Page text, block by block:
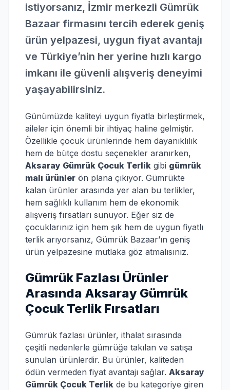
istiyorsanız, İzmir merkezli Gümrük
Bazaar firmasını tercih ederek geniş
ürün yelpazesi, uygun fiyat avantajı
ve Türkiye’nin her yerine hızlı kargo
imkanı ile güvenli alışveriş deneyimi
yaşayabilirsiniz.
Günümüzde kaliteyi uygun fiyatla birleştirmek,
aileler için önemli bir ihtiyaç haline gelmiştir.
Özellikle çocuk ürünlerinde hem dayanıklılık
hem de bütçe dostu seçenekler aranırken,
Aksaray Gümrük Çocuk Terlik gibi gümrük
malı ürünler ön plana çıkıyor. Gümrükte
kalan ürünler arasında yer alan bu terlikler,
hem sağlıklı kullanım hem de ekonomik
alışveriş fırsatları sunuyor. Eğer siz de
çocuklarınız için hem şık hem de uygun fiyatlı
terlik arıyorsanız, Gümrük Bazaar’ın geniş
ürün yelpazesine mutlaka göz atmalısınız.
Gümrük Fazlası Ürünler
Arasında Aksaray Gümrük
Çocuk Terlik Fırsatları
Gümrük fazlası ürünler, ithalat sırasında
çeşitli nedenlerle gümrüğe takılan ve satışa
sunulan ürünlerdir. Bu ürünler, kaliteden
ödün vermeden fiyat avantajı sağlar. Aksaray
Gümrük Çocuk Terlik de bu kategoriye giren